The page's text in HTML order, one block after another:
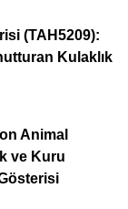
(TAH5209):
Kulaklık
Animal
ve Kuru